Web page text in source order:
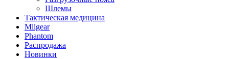
Шлемы
Тактическая медицина
Milgear
Phantom
Распродажа
Новинки